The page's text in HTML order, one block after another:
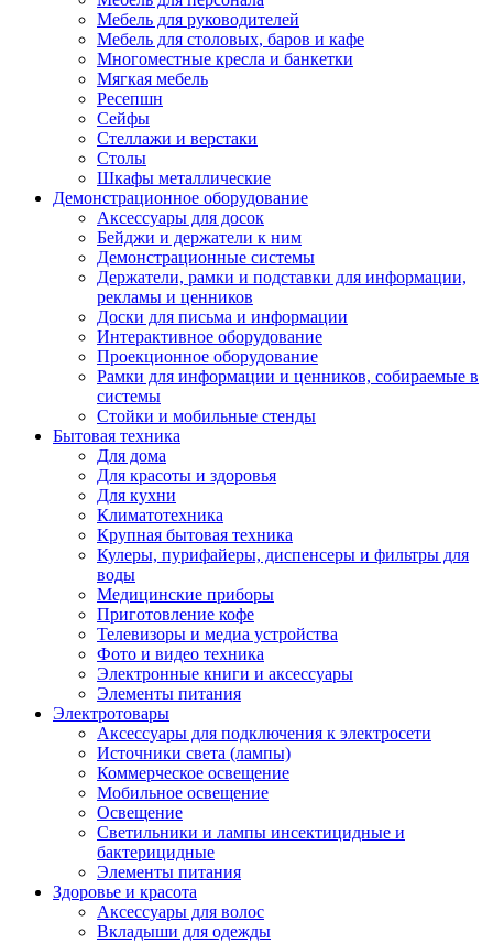
Мебель для руководителей
Мебель для столовых, баров и кафе
Многоместные кресла и банкетки
Мягкая мебель
Ресепшн
Сейфы
Стеллажи и верстаки
Столы
Шкафы металлические
Демонстрационное оборудование
Аксессуары для досок
Бейджи и держатели к ним
Демонстрационные системы
Держатели, рамки и подставки для информации,
рекламы и ценников
Доски для письма и информации
Интерактивное оборудование
Проекционное оборудование
Рамки для информации и ценников, собираемые в
системы
Стойки и мобильные стенды
Бытовая техника
Для дома
Для красоты и здоровья
Для кухни
Климатотехника
Крупная бытовая техника
Кулеры, пурифайеры, диспенсеры и фильтры для
воды
Медицинские приборы
Приготовление кофе
Телевизоры и медиа устройства
Фото и видео техника
Электронные книги и аксессуары
Элементы питания
Электротовары
Аксессуары для подключения к электросети
Источники света (лампы)
Коммерческое освещение
Мобильное освещение
Освещение
Светильники и лампы инсектицидные и
бактерицидные
Элементы питания
Здоровье и красота
Аксессуары для волос
Вкладыши для одежды